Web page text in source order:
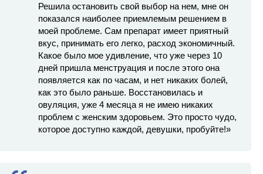
Решила остановить свой выбор на нем, мне он
показался наиболее приемлемым решением в
моей проблеме. Сам препарат имеет приятный
вкус, принимать его легко, расход экономичный.
Какое было мое удивление, что уже через 10
дней пришла менструация и после этого она
появляется как по часам, и нет никаких болей,
как это было раньше. Восстановилась и
овуляция, уже 4 месяца я не имею никаких
проблем с женским здоровьем. Это просто чудо,
которое доступно каждой, девушки, пробуйте!»